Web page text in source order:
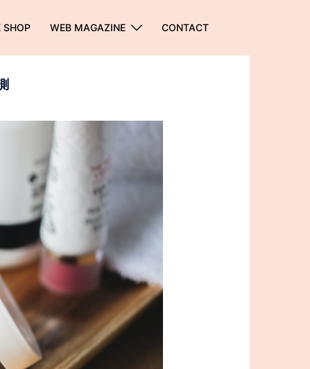
SHOP WEB MAGAZINE CONTACT